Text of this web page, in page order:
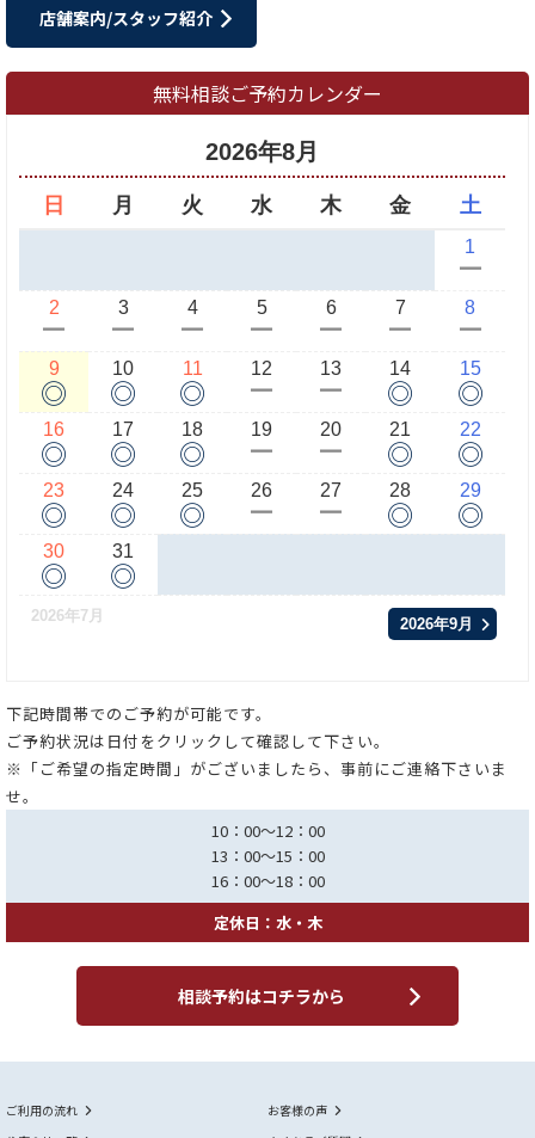
店舗案内/スタッフ紹介
無料相談ご予約カレンダー
2026年8月
日 月 火 水 木 金 土
1
ー
2
ー
3
ー
4
ー
5
ー
6
ー
7
ー
8
ー
9
◎
10
◎
11
◎
12
ー
13
ー
14
◎
15
◎
16
◎
17
◎
18
◎
19
ー
20
ー
21
◎
22
◎
23
◎
24
◎
25
◎
26
ー
27
ー
28
◎
29
◎
30
◎
31
◎
2026年7月 2026年9月
下記時間帯でのご予約が可能です。
ご予約状況は日付をクリックして確認して下さい。
※「ご希望の指定時間」がございましたら、事前にご連絡下さいま
せ。
10：00～12：00
13：00～15：00
16：00～18：00
定休日：水・木
相談予約はコチラから
ご利用の流れ
お客様の声